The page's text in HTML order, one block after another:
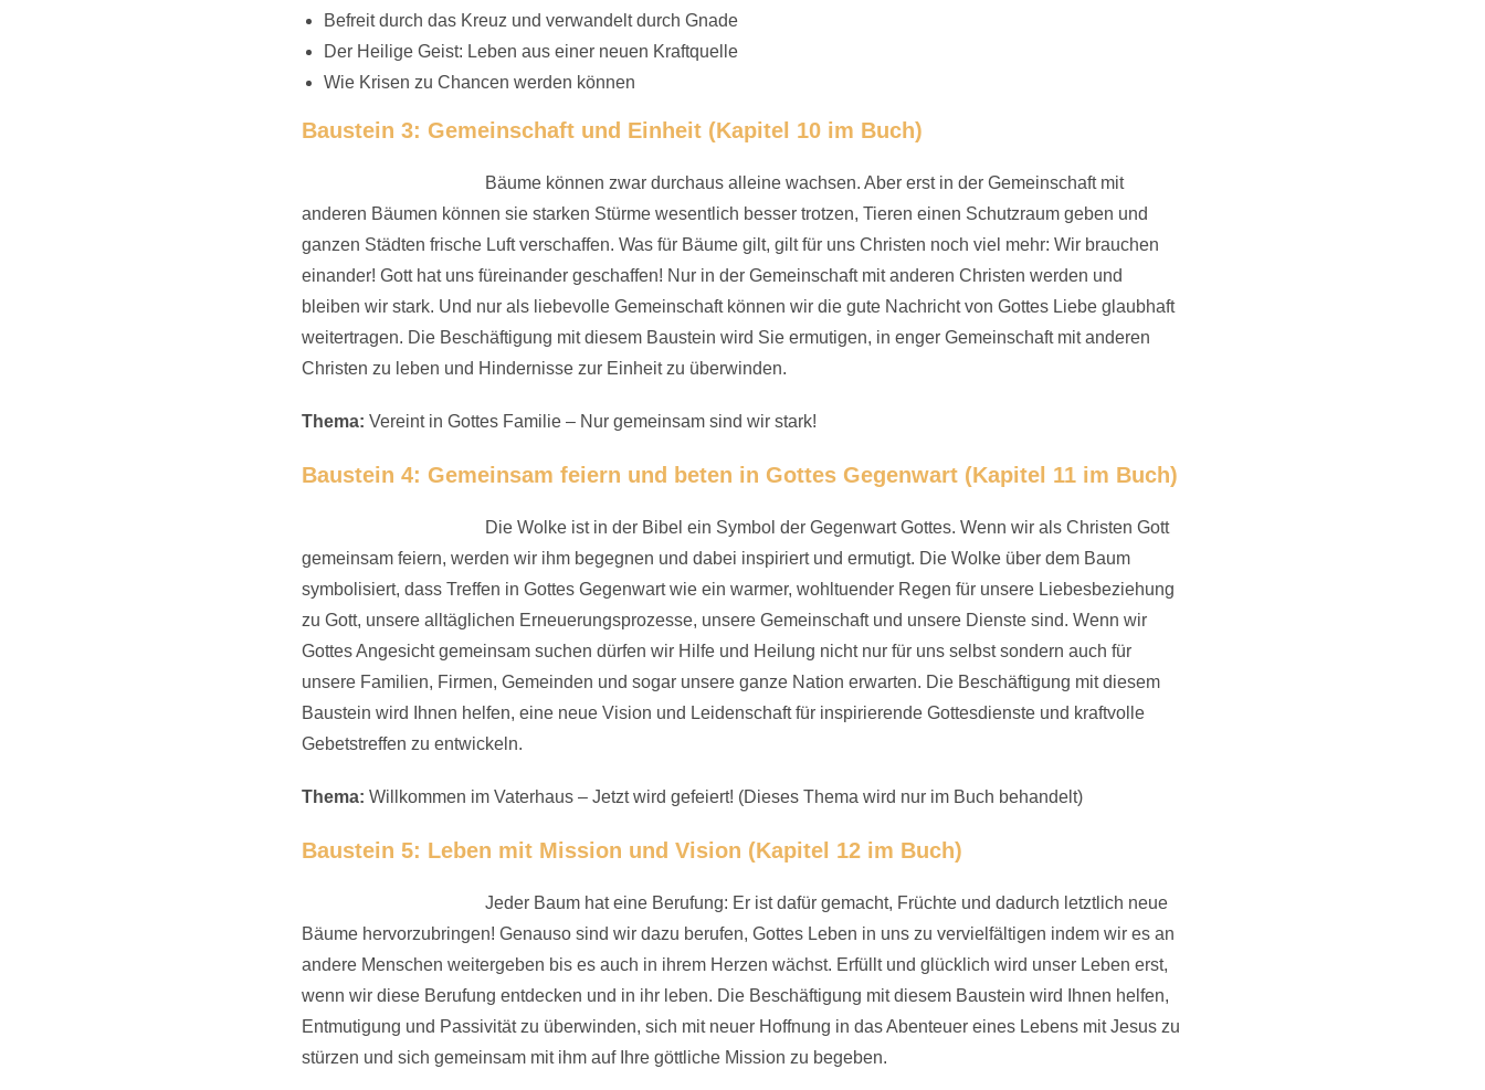
Befreit durch das Kreuz und verwandelt durch Gnade
Der Heilige Geist: Leben aus einer neuen Kraftquelle
Wie Krisen zu Chancen werden können
Baustein 3: Gemeinschaft und Einheit (Kapitel 10 im Buch)
Bäume können zwar durchaus alleine wachsen. Aber erst in der Gemeinschaft mit
anderen Bäumen können sie starken Stürme wesentlich besser trotzen, Tieren einen Schutzraum geben und
ganzen Städten frische Luft verschaffen. Was für Bäume gilt, gilt für uns Christen noch viel mehr: Wir brauchen
einander! Gott hat uns füreinander geschaffen! Nur in der Gemeinschaft mit anderen Christen werden und
bleiben wir stark. Und nur als liebevolle Gemeinschaft können wir die gute Nachricht von Gottes Liebe glaubhaft
weitertragen. Die Beschäftigung mit diesem Baustein wird Sie ermutigen, in enger Gemeinschaft mit anderen
Christen zu leben und Hindernisse zur Einheit zu überwinden.
Thema: Vereint in Gottes Familie – Nur gemeinsam sind wir stark!
Baustein 4: Gemeinsam feiern und beten in Gottes Gegenwart (Kapitel 11 im Buch)
Die Wolke ist in der Bibel ein Symbol der Gegenwart Gottes. Wenn wir als Christen Gott
gemeinsam feiern, werden wir ihm begegnen und dabei inspiriert und ermutigt. Die Wolke über dem Baum
symbolisiert, dass Treffen in Gottes Gegenwart wie ein warmer, wohltuender Regen für unsere Liebesbeziehung
zu Gott, unsere alltäglichen Erneuerungs­prozesse, unsere Gemeinschaft und unsere Dienste sind. Wenn wir
Gottes Angesicht gemeinsam suchen dürfen wir Hilfe und Heilung nicht nur für uns selbst sondern auch für
unsere Familien, Firmen, Gemeinden und sogar unsere ganze Nation erwarten. Die Beschäftigung mit diesem
Baustein wird Ihnen helfen, eine neue Vision und Leidenschaft für inspirierende Gottesdienste und kraftvolle
Gebetstreffen zu entwickeln.
Thema: Willkommen im Vaterhaus – Jetzt wird gefeiert! (Dieses Thema wird nur im Buch behandelt)
Baustein 5: Leben mit Mission und Vision (Kapitel 12 im Buch)
Jeder Baum hat eine Berufung: Er ist dafür gemacht, Früchte und dadurch letztlich neue
Bäume hervorzubringen! Genauso sind wir dazu berufen, Gottes Leben in uns zu vervielfältigen indem wir es an
andere Menschen weitergeben bis es auch in ihrem Herzen wächst. Erfüllt und glücklich wird unser Leben erst,
wenn wir diese Berufung entdecken und in ihr leben. Die Beschäftigung mit diesem Baustein wird Ihnen helfen,
Entmutigung und Passivität zu überwinden, sich mit neuer Hoffnung in das Abenteuer eines Lebens mit Jesus zu
stürzen und sich gemeinsam mit ihm auf Ihre göttliche Mission zu begeben.